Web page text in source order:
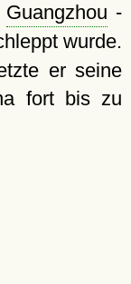
Guangzhou -
wurde.
er seine
fort bis zu